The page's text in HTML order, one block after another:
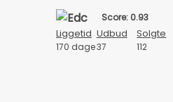
Score: 0.93
Liggetid Udbud Solgte
170 dage37 112